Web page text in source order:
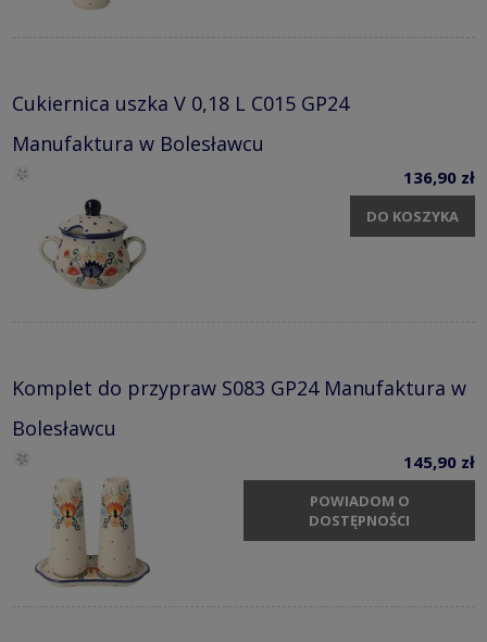
Cukiernica uszka V 0,18 L C015 GP24
Manufaktura w Bolesławcu
136,90 zł
DO KOSZYKA
Komplet do przypraw S083 GP24 Manufaktura w
Bolesławcu
145,90 zł
POWIADOM O
DOSTĘPNOŚCI